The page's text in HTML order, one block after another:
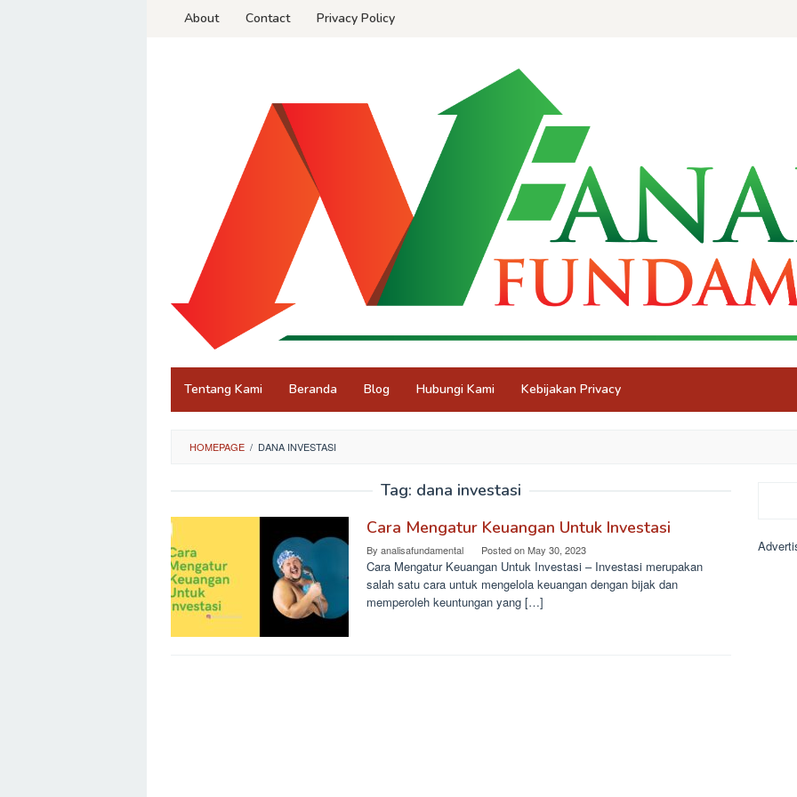
About Contact Privacy Policy
Tentang Kami Beranda Blog Hubungi Kami Kebijakan Privacy
HOMEPAGE / DANA INVESTASI
Tag: dana investasi
Cara Mengatur Keuangan Untuk Investasi
By analisafundamental Posted onMay 30, 2023
Cara Mengatur Keuangan Untuk Investasi – Investasi merupakan
salah satu cara untuk mengelola keuangan dengan bijak dan
memperoleh keuntungan yang […]